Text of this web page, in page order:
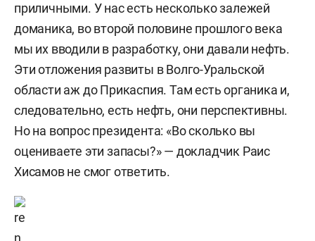
приличными. У нас есть несколько залежей
доманика, во второй половине прошлого века
мы их вводили в разработку, они давали нефть.
Эти отложения развиты в Волго-Уральской
области аж до Прикаспия. Там есть органика и,
следовательно, есть нефть, они перспективны.
Но на вопрос президента: «Во сколько вы
оцениваете эти запасы?» — докладчик Раис
Хисамов не смог ответить.